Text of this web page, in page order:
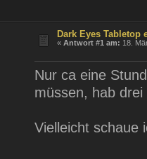
Dark Eyes Tabletop
«Antwort #1 am: 18.
Nur ca eine
müssen, hab
Vielleicht schaue